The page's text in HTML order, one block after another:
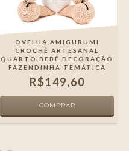
OVELHA AMIGURUMI
CROCHÊ ARTESANAL
QUARTO BEBÊ DECORAÇÃO
FAZENDINHA TEMÁTICA
R$149,60